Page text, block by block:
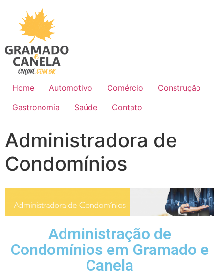
Home Automotivo Comércio
Construção
Gastronomia
Saúde Contato
Administradora de
Condomínios
Administração de
Condomínios em Gramado e
Canela